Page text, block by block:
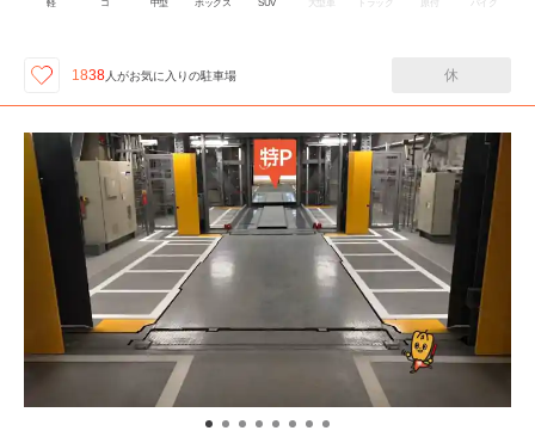
軽 コ 中型 ボックス SUV 大型車 トラック バイク
1838 人がお気に入りの駐車場 休